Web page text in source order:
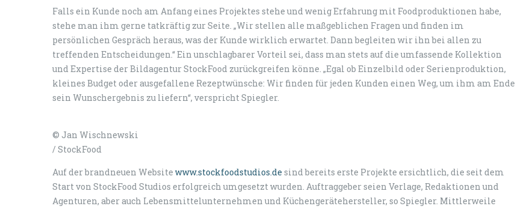
Falls ein Kunde noch am Anfang eines Projektes stehe und wenig Erfahrung mit Foodproduktionen habe,
stehe man ihm gerne tatkräftig zur Seite. „Wir stellen alle maßgeblichen Fragen und finden im
persönlichen Gespräch heraus, was der Kunde wirklich erwartet. Dann begleiten wir ihn bei allen zu
treffenden Entscheidungen.“ Ein unschlagbarer Vorteil sei, dass man stets auf die umfassende Kollektion
und Expertise der Bildagentur StockFood zurückgreifen könne. „Egal ob Einzelbild oder Serienproduktion,
kleines Budget oder ausgefallene Rezeptwünsche: Wir finden für jeden Kunden einen Weg, um ihm am Ende
sein Wunschergebnis zu liefern“, verspricht Spiegler.
© Jan Wischnewski
/ StockFood
Auf der brandneuen Website www.stockfoodstudios.de sind bereits erste Projekte ersichtlich, die seit dem
Start von StockFood Studios erfolgreich umgesetzt wurden. Auftraggeber seien Verlage, Redaktionen und
Agenturen, aber auch Lebensmittelunternehmen und Küchengerätehersteller, so Spiegler. Mittlerweile